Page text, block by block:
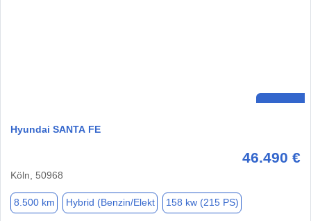
Hyundai SANTA FE
46.490 €
Köln, 50968
8.500 km Hybrid (Benzin/Elekt 158 kw (215 PS)